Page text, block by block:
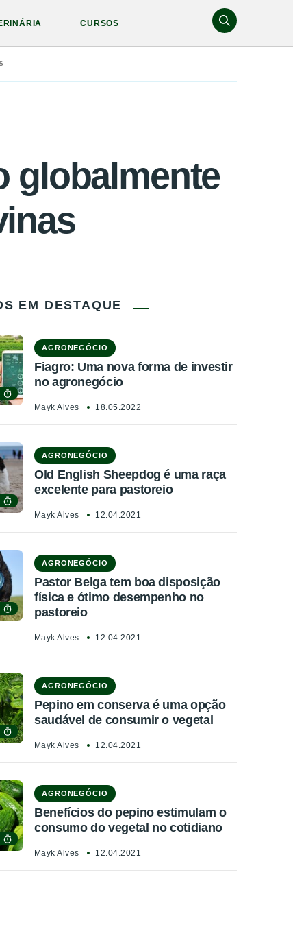
CURSOS
globalmente
EM DESTAQUE
AGRONEGÓCIO
Fiagro: Uma nova forma de investir
no agronegócio
Mayk Alves 18.05.2022
AGRONEGÓCIO
Old English Sheepdog é uma raça
excelente para pastoreio
Mayk Alves 12.04.2021
AGRONEGÓCIO
Pastor Belga tem boa disposição
física e ótimo desempenho no
pastoreio
Mayk Alves 12.04.2021
AGRONEGÓCIO
Pepino em conserva é uma opção
saudável de consumir o vegetal
Mayk Alves 12.04.2021
AGRONEGÓCIO
Benefícios do pepino estimulam o
consumo do vegetal no cotidiano
Mayk Alves 12.04.2021